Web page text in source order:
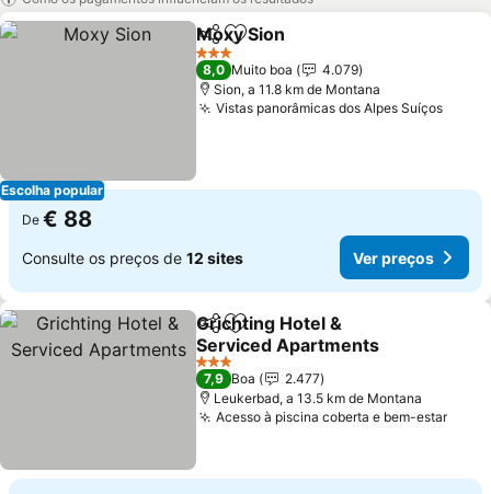
Escolha popular
PartilharAdicionar aos favoritos
Moxy Sion
3 Estrelas
8,0 Muito boa
4.079
Sion, a 11.8 km de Montana
Vistas panorâmicas dos Alpes SuíçosVer
De € 88
Consulte os preços de 12 sites Ver preços
PartilharAdicionar aos favoritos
Grichting Hotel &
Serviced Apartments
Ver preços
3 Estrelas
7,9 Boa
2.477
Leukerbad, a 13.5 km de Montana
Acesso à piscina coberta e bem-estarVer